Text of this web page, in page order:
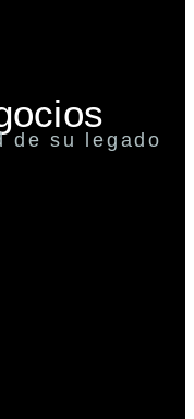
de su legado